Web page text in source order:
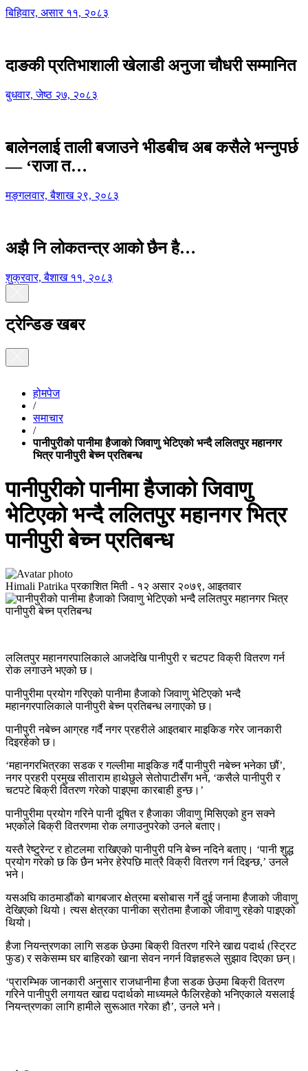
बिहिवार, असार ११, २०८३
दाङकी प्रतिभाशाली खेलाडी अनुजा चौधरी सम्मानित
बुधवार, जेष्ठ २७, २०८३
बालेनलाई ताली बजाउने भीडबीच अब कसैले भन्नुपर्छ
— ‘राजा त…
मङ्गलवार, बैशाख २९, २०८३
अझै नि लोकतन्त्र आको छैन है…
शुक्रवार, बैशाख ११, २०८३
ट्रेन्डिङ खबर
होमपेज
/
समाचार
/
पानीपुरीको पानीमा हैजाको जिवाणु भेटिएको भन्दै ललितपुर महानगर
भित्र पानीपुरी बेच्न प्रतिबन्ध
पानीपुरीको पानीमा हैजाको जिवाणु
भेटिएको भन्दै ललितपुर महानगर भित्र
पानीपुरी बेच्न प्रतिबन्ध
Himali Patrika प्रकाशित मिती - १२ असार २०७९, आइतवार
ललितपुर महानगरपालिकाले आजदेखि पानीपुरी र चटपट विक्री वितरण गर्न
रोक लगाउने भएको छ।
पानीपुरीमा प्रयोग गरिएको पानीमा हैजाको जिवाणु भेटिएको भन्दै
महानगरपालिकाले पानीपुरी बेच्न प्रतिबन्ध लगाएको छ।
पानीपुरी नबेच्न आग्रह गर्दै नगर प्रहरीले आइतबार माइकिङ गरेर जानकारी
दिइरहेको छ।
‘महानगरभित्रका सडक र गल्लीमा माइकिङ गर्दै पानीपुरी नबेच्न भनेका छौं’,
नगर प्रहरी प्रमुख सीताराम हाथेछुले सेतोपाटीसँग भने, ‘कसैले पानीपुरी र
चटपटे बिक्री वितरण गरेको पाइएमा कारबाही हुन्छ।’
पानीपुरीमा प्रयोग गरिने पानी दूषित र हैजाका जीवाणु मिसिएको हुन सक्ने
भएकोले बिक्री वितरणमा रोक लगाउनुपरेको उनले बताए।
यस्तै रेष्टुरेन्ट र होटलमा राखिएको पानीपुरी पनि बेच्न नदिने बताए। ‘पानी शुद्ध
प्रयोग गरेको छ कि छैन भनेर हेरेपछि मात्रै विक्री वितरण गर्न दिइन्छ,’ उनले
भने।
यसअघि काठमाडौंको बागबजार क्षेत्रमा बसोबास गर्ने दुई जनामा हैजाको जीवाणु
देखिएको थियो। त्यस क्षेत्रका पानीका स्रोतमा हैजाको जीवाणु रहेको पाइएको
थियो।
हैजा नियन्त्रणका लागि सडक छेउमा बिक्री वितरण गरिने खाद्य पदार्थ (स्ट्रिट
फुड) र सकेसम्म घर बाहिरको खाना सेवन नगर्न विज्ञहरूले सुझाव दिएका छन्।
‘प्रारम्भिक जानकारी अनुसार राजधानीमा हैजा सडक छेउमा बिक्री वितरण
गरिने पानीपुरी लगायत खाद्य पदार्थको माध्यमले फैलिरहेको भनिएकाले यसलाई
नियन्त्रणका लागि हामीले सुरूआत गरेका हौ’, उनले भने।